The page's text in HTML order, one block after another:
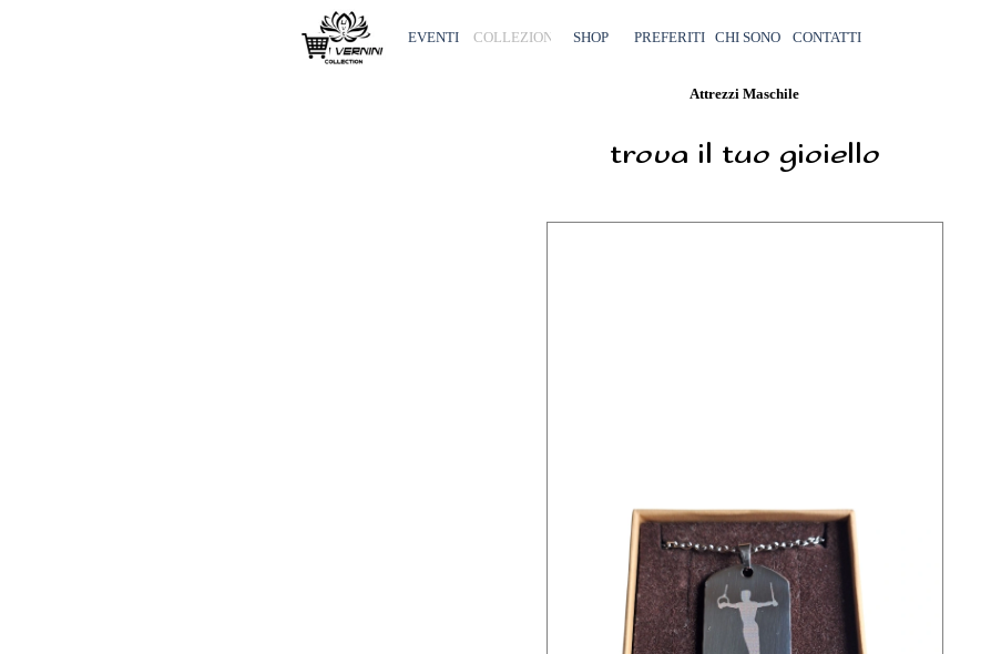
Salta menù
EVENTI COLLEZIONI ▼
SHOP PREFERITI CHI SONO CONTATTI
Attrezzi Maschile
trova il tuo gioiello